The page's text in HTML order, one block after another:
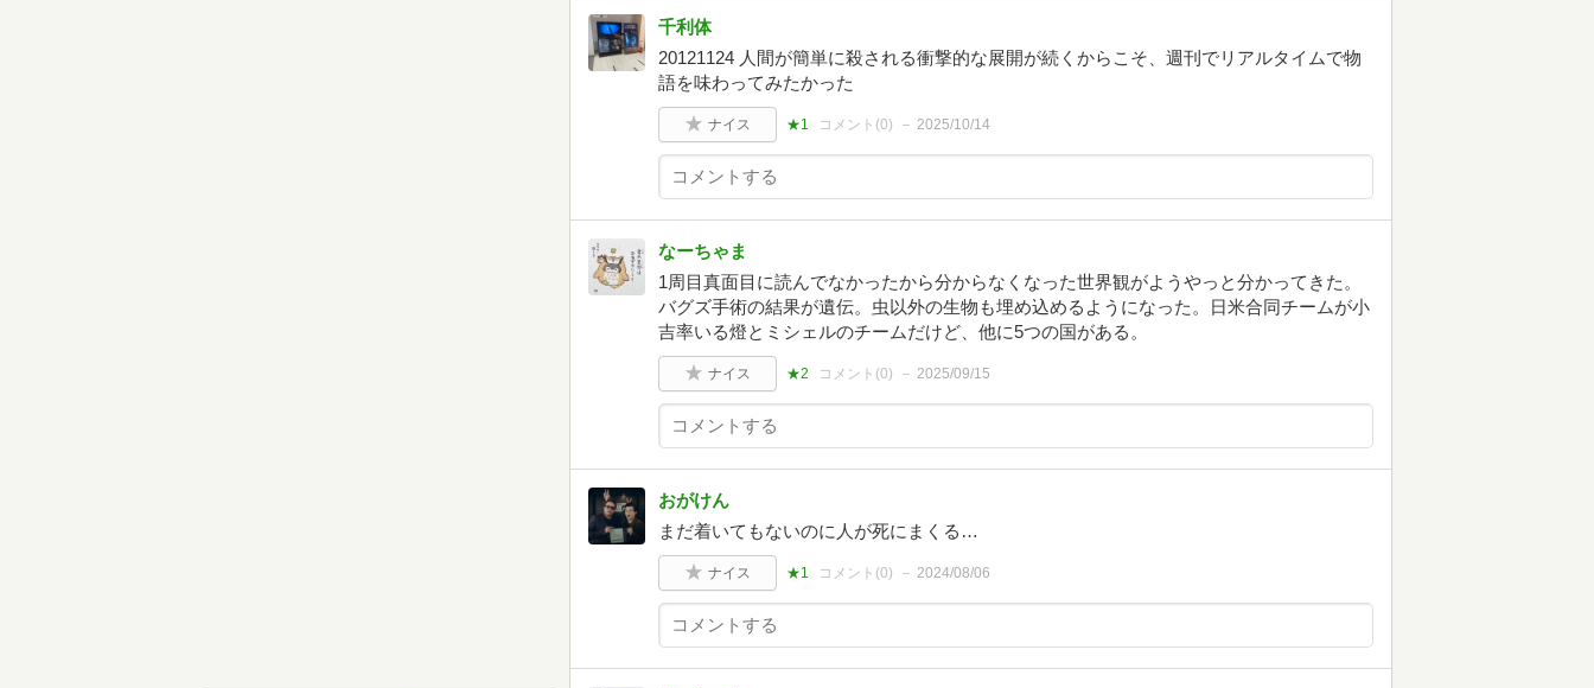
千利体
20121124 人間が簡単に殺される衝撃的な展開が続くからこそ、週刊でリアルタイムで物
語を味わってみたかった
ナイス ★1 コメント(0) 2025/10/14
なーちゃま
1周目真面目に読んでなかったから分からなくなった世界観がようやっと分かってきた。
バグズ手術の結果が遺伝。虫以外の生物も埋め込めるようになった。日米合同チームが小
吉率いる燈とミシェルのチームだけど、他に5つの国がある。
ナイス ★2 コメント(0) 2025/09/15
おがけん
まだ着いてもないのに人が死にまくる…
ナイス ★1 コメント(0) 2024/08/06